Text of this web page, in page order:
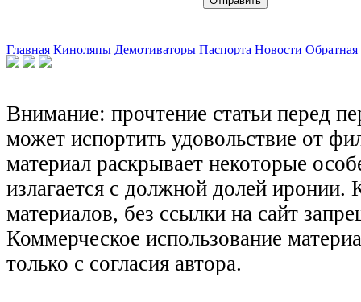
Главная Киноляпы Демотиваторы Паспорта Новости Обратная
Внимание: прочтение статьи перед
может испортить удовольствие от
материал раскрывает некоторые
излагается с должной долей иронии.
материалов, без ссылки на сайт
Коммерческое использование
только с согласия автора.